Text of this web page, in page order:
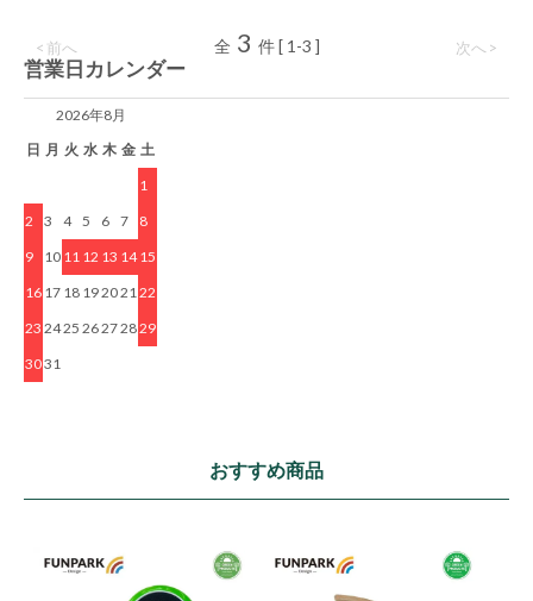
< 前へ 次へ >
全 3 件 [ 1-3 ]
営業日カレンダー
2026年8月
日 月 火 水 木 金 土
1
2
3 4 5 6 7
8
9
10 11 12 13 14 15
16 17 18 192021 22
23 2425 26272829
3031
おすすめ商品